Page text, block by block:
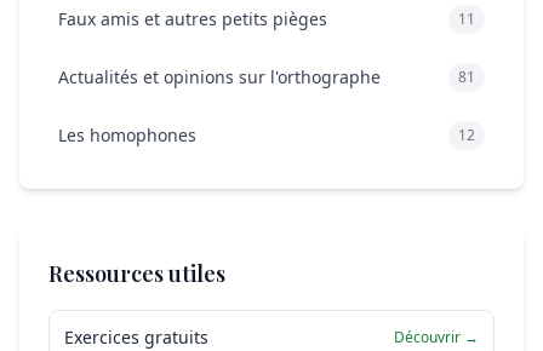
Faux amis et autres petits pièges 11
Actualités et opinions sur l'orthographe 81
Les homophones 12
Ressources utiles
Exercices gratuits Découvrir →